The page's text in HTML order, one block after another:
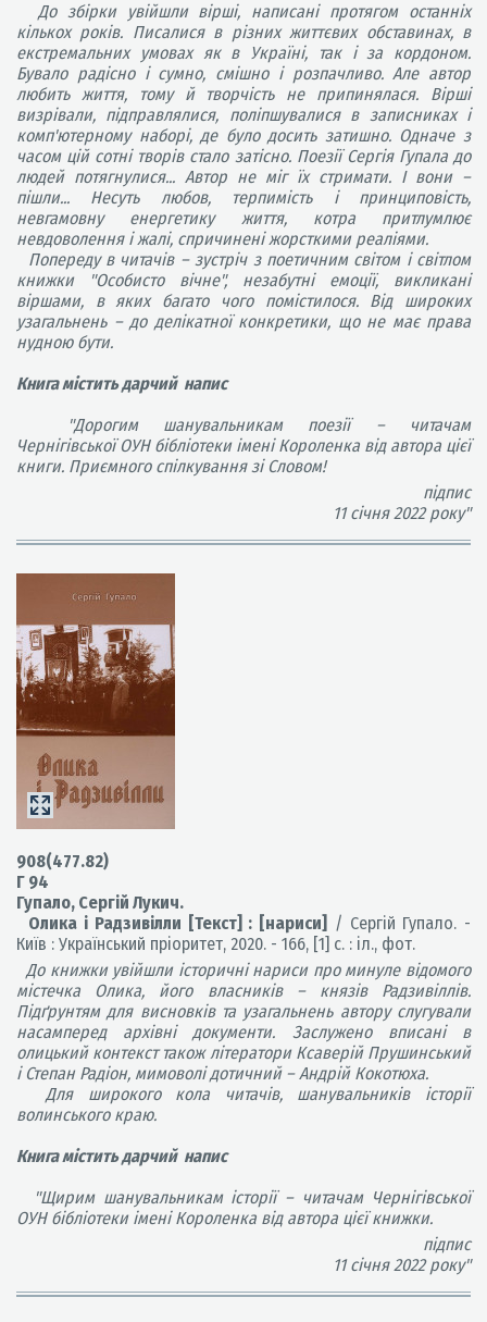
До збірки увійшли вірші, написані протягом останніх
кількох років. Писалися в різних життєвих обставинах, в
екстремальних умовах як в Україні, так і за кордоном.
Бувало радісно і сумно, смішно і розпачливо. Але автор
любить життя, тому й творчість не припинялася. Вірші
визрівали, підправлялися, поліпшувалися в записниках і
комп'ютерному наборі, де було досить затишно. Одначе з
часом цій сотні творів стало затісно. Поезії Сергія Гупала до
людей потягнулися... Автор не міг їх стримати. І вони –
пішли... Несуть любов, терпимість і принциповість,
невгамовну енергетику життя, котра притлумлює
невдоволення і жалі, спричинені жорсткими реаліями.
Попереду в читачів – зустріч з поетичним світом і світлом
книжки "Особисто вічне", незабутні емоції, викликані
віршами, в яких багато чого помістилося. Від широких
узагальнень – до делікатної конкретики, що не має права
нудною бути.
Книга містить дарчий напис
"Дорогим шанувальникам поезії – читачам
Чернігівської ОУН бібліотеки імені Короленка від автора цієї
книги. Приємного спілкування зі Словом!
підпис
11 січня 2022 року"
908(477.82)
Г 94
Гупало, Сергій Лукич.
Олика і Радзивілли [Текст] : [нариси]
/ Сергій Гупало. -
Київ : Український пріоритет, 2020. - 166, [1] с. : іл., фот.
До книжки увійшли історичні нариси про минуле відомого
містечка Олика, його власників – князів Радзивіллів.
Підґрунтям для висновків та узагальнень автору слугували
насамперед архівні документи. Заслужено вписані в
олицький контекст також літератори Ксаверій Прушинський
і Степан Радіон, мимоволі дотичний – Андрій Кокотюха.
Для широкого кола читачів, шанувальників історії
волинського краю.
Книга містить дарчий напис
"Щирим шанувальникам історії – читачам Чернігівської
ОУН бібліотеки імені Короленка від автора цієї книжки.
підпис
11 січня 2022 року"